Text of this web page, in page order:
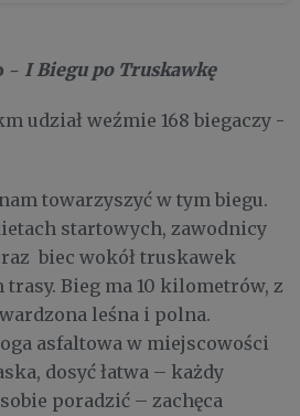
- I Biegu po Truskawkę
udział weźmie 168 biegaczy -
towarzyszyć w tym biegu.
startowych, zawodnicy
biec wokół truskawek
Bieg ma 10 kilometrów, z
leśna i polna.
asfaltowa w miejscowości
dosyć łatwa – każdy
poradzić – zachęca